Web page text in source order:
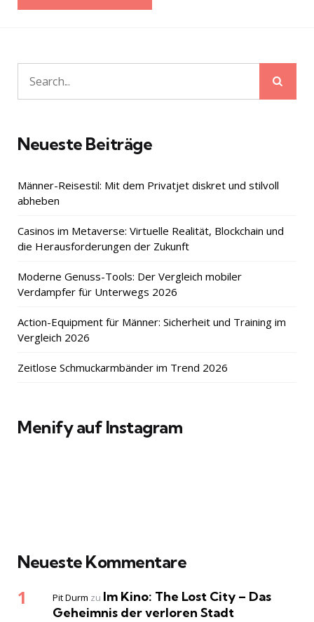
Search
for:
Neueste Beiträge
Männer-Reisestil: Mit dem Privatjet diskret und stilvoll
abheben
Casinos im Metaverse: Virtuelle Realität, Blockchain und
die Herausforderungen der Zukunft
Moderne Genuss-Tools: Der Vergleich mobiler
Verdampfer für Unterwegs 2026
Action-Equipment für Männer: Sicherheit und Training im
Vergleich 2026
Zeitlose Schmuckarmbänder im Trend 2026
Menify auf Instagram
Neueste Kommentare
Pit Durm zu Im Kino: The Lost City – Das
Geheimnis der verloren Stadt